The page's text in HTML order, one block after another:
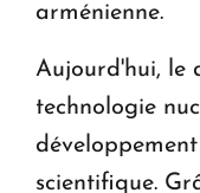
arménienne.
Aujourd'hui, le
technologie
scientifique.